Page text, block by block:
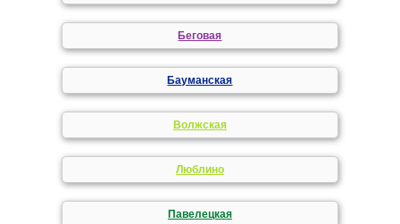
Беговая
Бауманская
Волжская
Люблино
Павелецкая